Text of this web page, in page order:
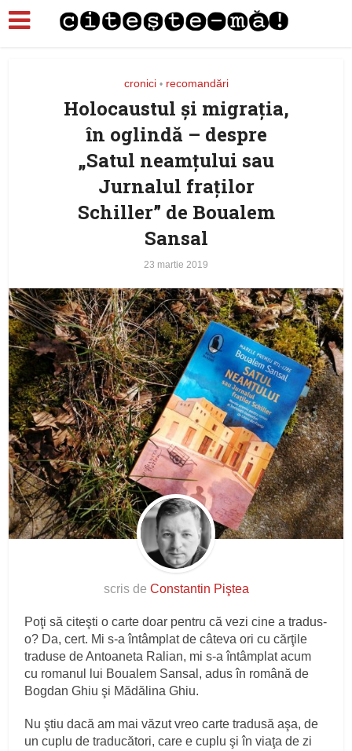
cronici • recomandări
Holocaustul şi migraţia,
în oglindă – despre
„Satul neamţului sau
Jurnalul fraţilor
Schiller” de Boualem
Sansal
23 martie 2019
scris de Constantin Piştea
Poţi să citeşti o carte doar pentru că vezi cine a tradus-
o? Da, cert. Mi s-a întâmplat de câteva ori cu cărţile
traduse de Antoaneta Ralian, mi s-a întâmplat acum
cu romanul lui Boualem Sansal, adus în română de
Bogdan Ghiu şi Mădălina Ghiu.
Nu ştiu dacă am mai văzut vreo carte tradusă aşa, de
un cuplu de traducători, care e cuplu şi în viaţa de zi